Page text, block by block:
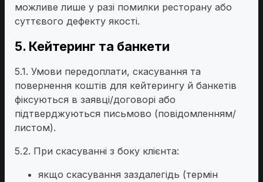
можливе лише у разі помилки ресторану або
суттєвого дефекту якості.
5. Кейтеринг та банкети
5.1. Умови передоплати, скасування та
повернення коштів для кейтерингу й банкетів
фіксуються в заявці/договорі або
підтверджуються письмово (повідомленням/
листом).
5.2. При скасуванні з боку клієнта:
якщо скасування заздалегідь (термін